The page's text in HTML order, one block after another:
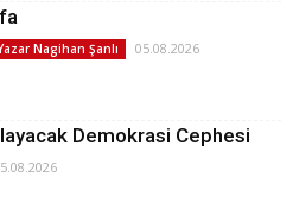
Nagihan Şanlı 05.08.2026
Demokrasi Cephesi